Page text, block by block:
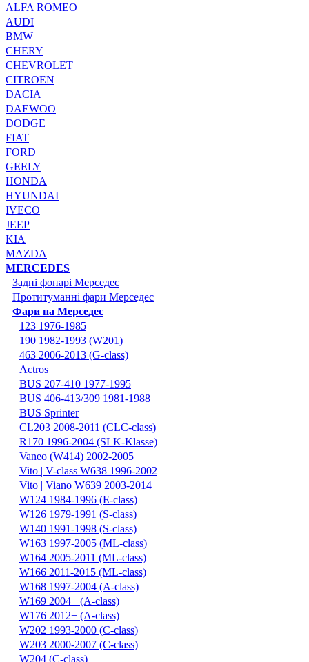
ALFA ROMEO
AUDI
BMW
CHERY
CHEVROLET
CITROEN
DACIA
DAEWOO
DODGE
FIAT
FORD
GEELY
HONDA
HYUNDAI
IVECO
JEEP
KIA
MAZDA
MERCEDES
Задні фонарі Мерседес
Протитуманні фари Мерседес
Фари на Мерседес
123 1976-1985
190 1982-1993 (W201)
463 2006-2013 (G-class)
Actros
BUS 207-410 1977-1995
BUS 406-413/309 1981-1988
BUS Sprinter
CL203 2008-2011 (CLC-class)
R170 1996-2004 (SLK-Klasse)
Vaneo (W414) 2002-2005
Vito | V-class W638 1996-2002
Vito | Viano W639 2003-2014
W124 1984-1996 (E-class)
W126 1979-1991 (S-class)
W140 1991-1998 (S-class)
W163 1997-2005 (ML-class)
W164 2005-2011 (ML-class)
W166 2011-2015 (ML-class)
W168 1997-2004 (A-class)
W169 2004+ (A-class)
W176 2012+ (A-class)
W202 1993-2000 (C-class)
W203 2000-2007 (C-class)
W204 (C-class)